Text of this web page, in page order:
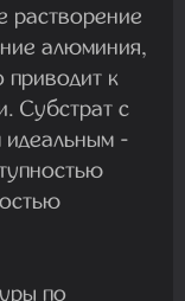
растворение
алюминия,
приводит к
Субстрат с
идеальным -
по